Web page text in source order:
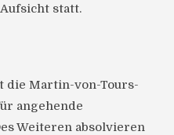
statt.
die Martin-von-Tours-
angehende
Weiteren absolvieren